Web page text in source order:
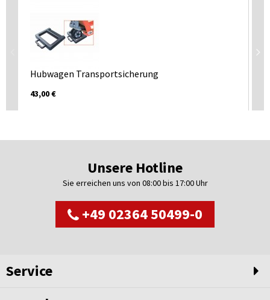
Hubwagen Transportsicherung
43,00 €
Unsere Hotline
Sie erreichen uns von 08:00 bis 17:00 Uhr
+49 02364 50499-0
Service